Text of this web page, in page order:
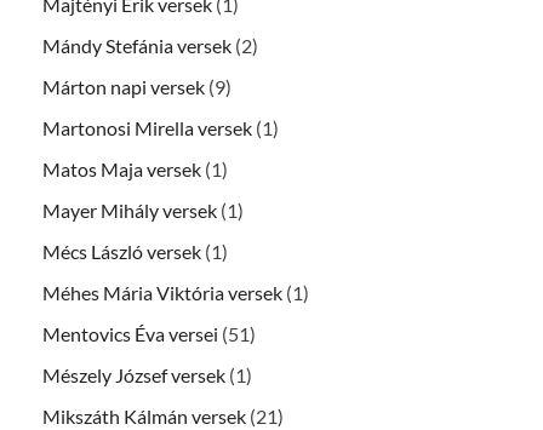
Mándy Stefánia versek (2)
Márton napi versek (9)
Martonosi Mirella versek (1)
Matos Maja versek (1)
Mayer Mihály versek (1)
Mécs László versek (1)
Méhes Mária Viktória versek (1)
Mentovics Éva versei (51)
Mészely József versek (1)
Mikszáth Kálmán versek (21)